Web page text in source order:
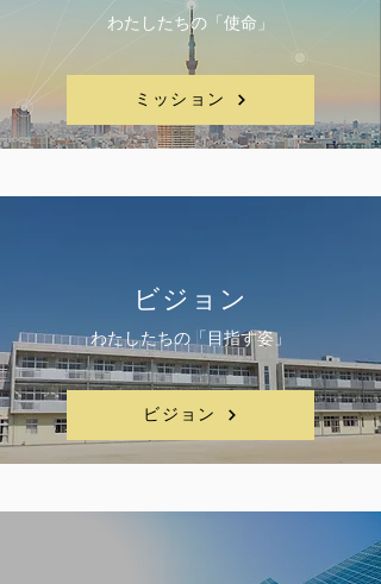
わたしたちの「使命」
ミッション
ビジョン
​わたしたちの「目指す姿」
ビジョン